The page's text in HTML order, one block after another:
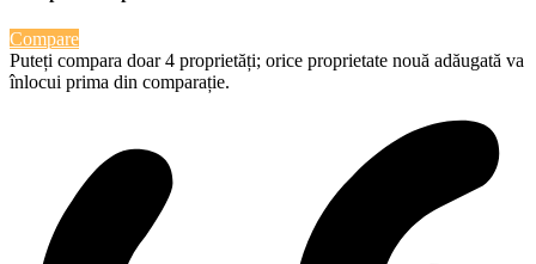
Compare
Puteți compara doar 4 proprietăți; orice proprietate nouă adăugată va
înlocui prima din comparație.